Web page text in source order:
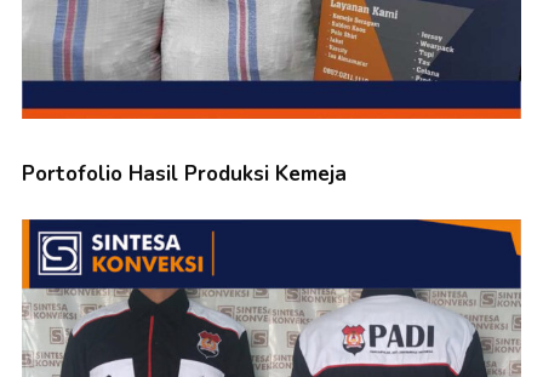
Portofolio Hasil Produksi Kemeja